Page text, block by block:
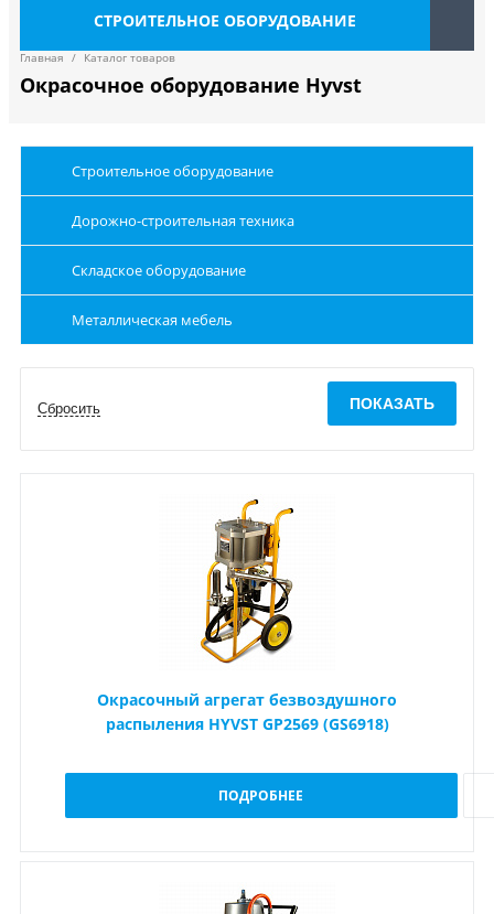
СТРОИТЕЛЬНОЕ ОБОРУДОВАНИЕ
Главная / Каталог товаров
Окрасочное оборудование Hyvst
Строительное оборудование
Дорожно-строительная техника
Складское оборудование
Металлическая мебель
Окрасочный агрегат безвоздушного
распыления HYVST GP2569 (GS6918)
ПОДРОБНЕЕ